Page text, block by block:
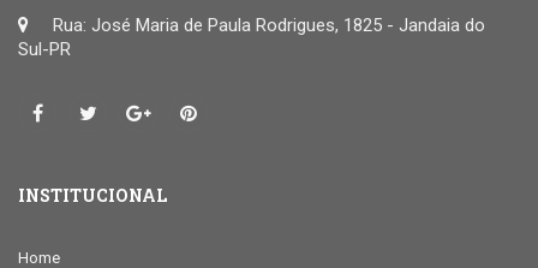
Rua: José Maria de Paula Rodrigues, 1825 - Jandaia do
Sul-PR
INSTITUCIONAL
Home